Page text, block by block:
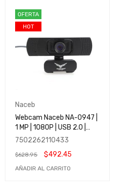
OFERTA
HOT
Naceb
Webcam Naceb NA-0947 |
1 MP | 1080P | USB 2.0 |
Hogar, Negocios, Empresas
7502262110433
$628.95 $492.45
AÑADIR AL CARRITO